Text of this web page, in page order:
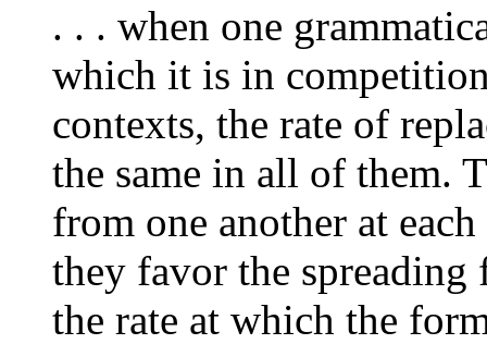
. . . when one
which it is in
contexts, the rate of
the same in all of them.
from one another at
they favor the
the rate at which the